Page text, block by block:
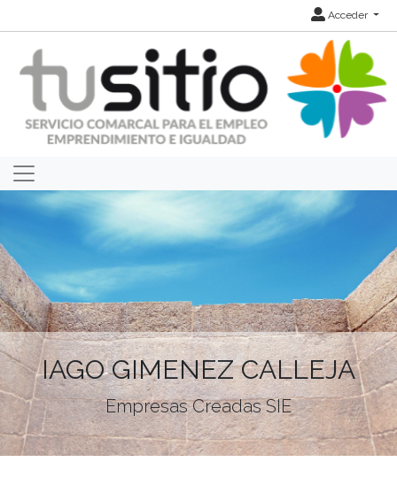
Acceder
IAGO GIMENEZ CALLEJA
Empresas Creadas SIE